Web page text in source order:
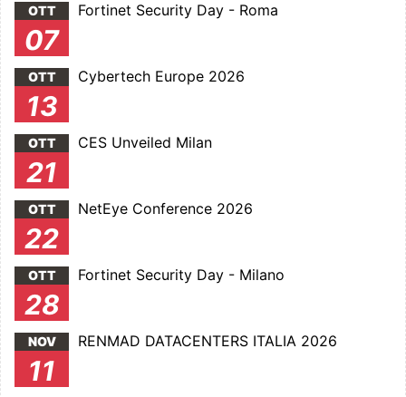
OTT
07
Fortinet Security Day - Roma
OTT
13
Cybertech Europe 2026
OTT
21
CES Unveiled Milan
OTT
22
NetEye Conference 2026
OTT
28
Fortinet Security Day - Milano
NOV
11
RENMAD DATACENTERS ITALIA 2026